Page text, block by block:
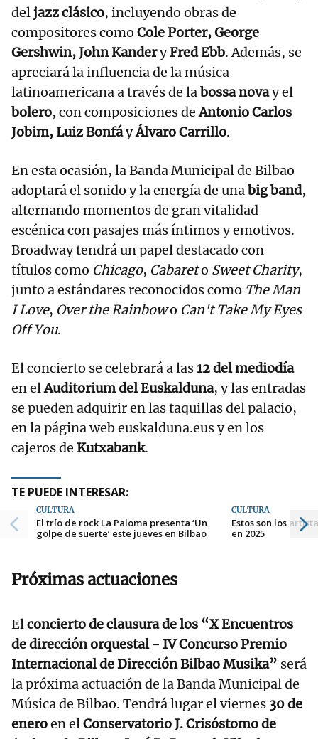
deljazz clásico, incluyendo obras de
compositores como Cole Porter, George
Gershwin, John KanderyFred Ebb. Además, se
apreciará la influencia de la música
latinoamericana a través de labossa novay el
bolero, con composiciones deAntonio Carlos
Jobim, Luiz BonfáyÁlvaro Carrillo.
En esta ocasión, la Banda Municipal de Bilbao
adoptará el sonido y la energía de unabig band,
alternando momentos de gran vitalidad
escénica con pasajes más íntimos y emotivos.
Broadway tendrá un papel destacado con
títulos como Chicago, Cabareto Sweet Charity,
junto a estándares reconocidos como The Man
I Love, Over the Rainbowo Can't Take My Eyes
Off You.
El concierto se celebrará a las12 del mediodía
en elAuditorium del Euskalduna, y las entradas
se pueden adquirir en las taquillas del palacio,
en la página web euskalduna.eus y en los
cajeros de Kutxabank.
TE PUEDE INTERESAR:
CULTURA
El trío de rock La Paloma presenta ‘Un
golpe de suerte’ este jueves en Bilbao
CULTURA
Estos son los
en 2025
Próximas actuaciones
Elconcierto de clausura de los “X Encuentros
de dirección orquestal - IV Concurso Premio
Internacional de Dirección Bilbao Musika” será
la próxima actuación de la Banda Municipal de
Música de Bilbao. Tendrá lugar el viernes 30 de
eneroen elConservatorio J. Crisóstomo de